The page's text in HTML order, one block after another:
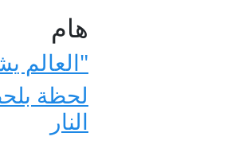
هام
"العالم
لحظة
النار